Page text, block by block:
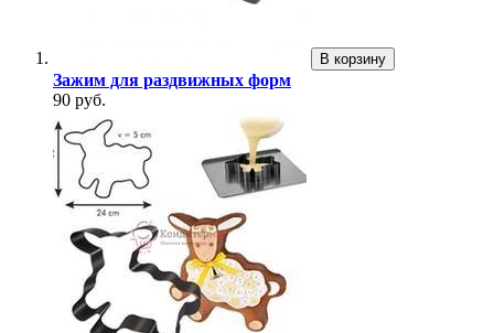
В корзину
Зажим для раздвижных форм
90 руб.